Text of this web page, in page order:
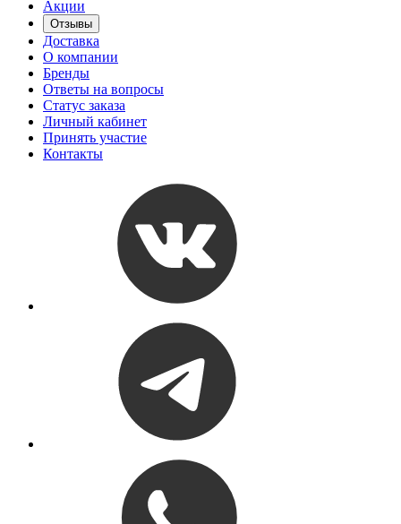
Акции
Отзывы
Доставка
О компании
Бренды
Ответы на вопросы
Статус заказа
Личный кабинет
Принять участие
Контакты